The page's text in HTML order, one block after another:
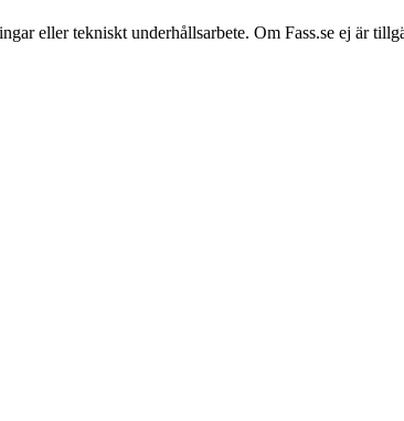
eller tekniskt underhållsarbete. Om Fass.se ej är